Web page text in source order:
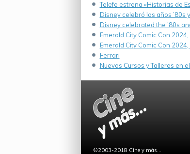
Telefe estrena «Historias de
Disney celebró los años ’80s
Disney celebrated the ’80s
Emerald City Comic Con
Emerald City Comic Con
Ferrari
Nuevos Cursos y Talleres en
©2003-2018 Cine y más...